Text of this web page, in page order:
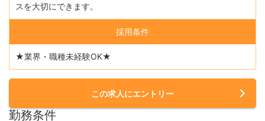
スを大切にできます。
採用条件
★業界・職種未経験OK★
この求人にエントリー
勤務条件